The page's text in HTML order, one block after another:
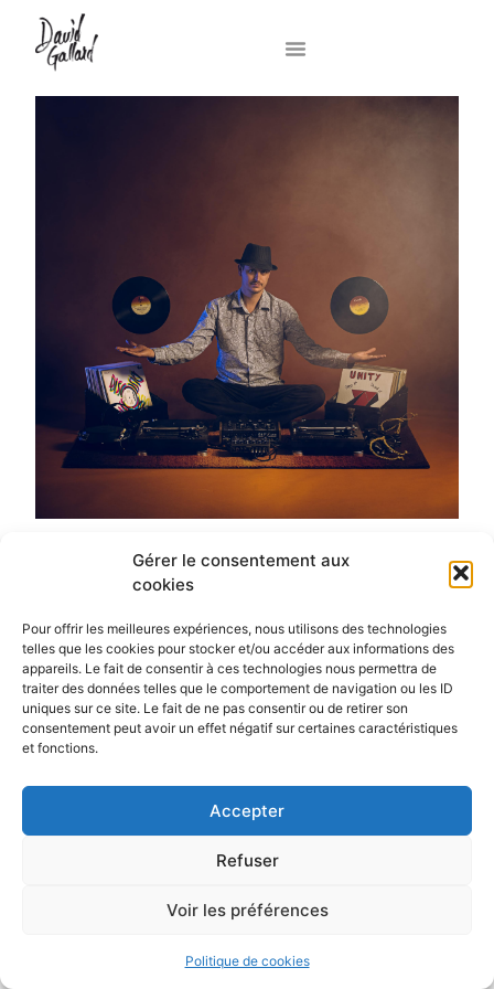
Gérer le consentement aux
cookies
Pour offrir les meilleures expériences, nous utilisons des technologies
telles que les cookies pour stocker et/ou accéder aux informations des
appareils. Le fait de consentir à ces technologies nous permettra de
traiter des données telles que le comportement de navigation ou les ID
uniques sur ce site. Le fait de ne pas consentir ou de retirer son
consentement peut avoir un effet négatif sur certaines caractéristiques
et fonctions.
Accepter
Refuser
Voir les préférences
Politique de cookies
DJ Pharoah
Description à venir
©David Gallard – Photographe Nantes – Membre du collectif